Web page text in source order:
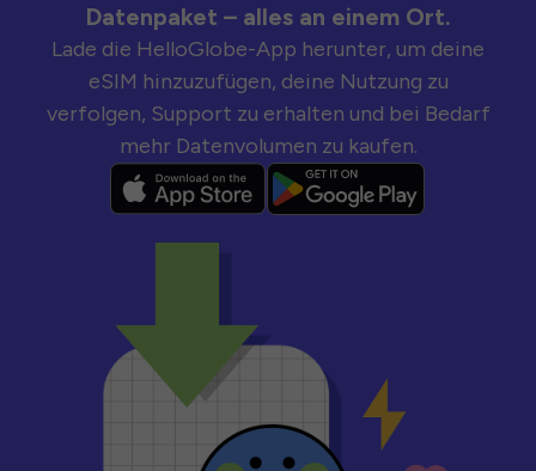
Datenpaket – alles an einem Ort.
Lade die HelloGlobe-App herunter, um deine
eSIM hinzuzufügen, deine Nutzung zu
verfolgen, Support zu erhalten und bei Bedarf
mehr Datenvolumen zu kaufen.